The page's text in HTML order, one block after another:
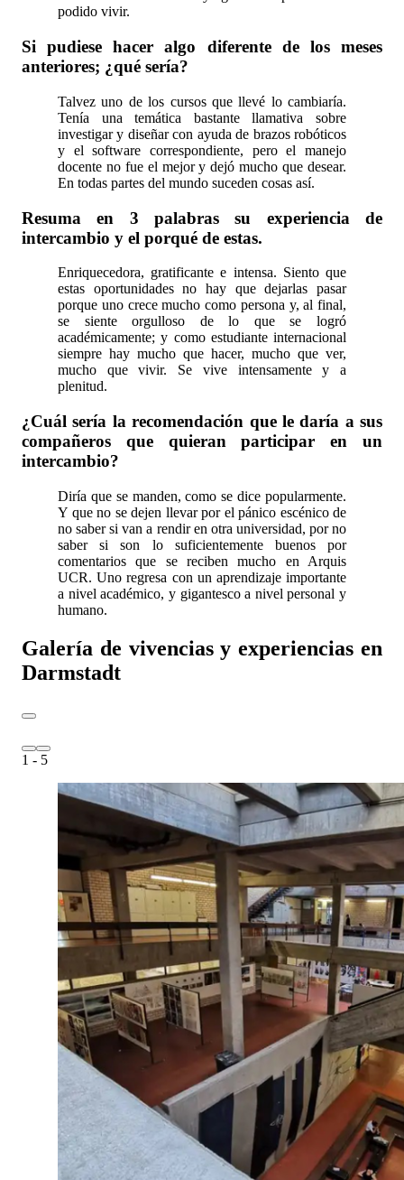
podido vivir.
Si pudiese hacer algo diferente de los meses
anteriores; ¿qué sería?
Talvez uno de los cursos que llevé lo cambiaría.
Tenía una temática bastante llamativa sobre
investigar y diseñar con ayuda de brazos robóticos
y el software correspondiente, pero el manejo
docente no fue el mejor y dejó mucho que desear.
En todas partes del mundo suceden cosas así.
Resuma en 3 palabras su experiencia de
intercambio y el porqué de estas.
Enriquecedora, gratificante e intensa. Siento que
estas oportunidades no hay que dejarlas pasar
porque uno crece mucho como persona y, al final,
se siente orgulloso de lo que se logró
académicamente; y como estudiante internacional
siempre hay mucho que hacer, mucho que ver,
mucho que vivir. Se vive intensamente y a
plenitud.
¿Cuál sería la recomendación que le daría a sus
compañeros que quieran participar en un
intercambio?
Diría que se manden, como se dice popularmente.
Y que no se dejen llevar por el pánico escénico de
no saber si van a rendir en otra universidad, por no
saber si son lo suficientemente buenos por
comentarios que se reciben mucho en Arquis
UCR. Uno regresa con un aprendizaje importante
a nivel académico, y gigantesco a nivel personal y
humano.
Galería de vivencias y experiencias en
Darmstadt
1 - 5